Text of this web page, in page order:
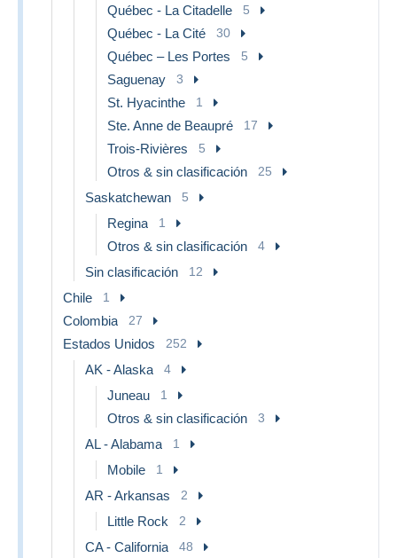
Québec - La Citadelle 5
Québec - La Cité 30
Québec – Les Portes 5
Saguenay 3
St. Hyacinthe 1
Ste. Anne de Beaupré 17
Trois-Rivières 5
Otros & sin clasificación 25
Saskatchewan 5
Regina 1
Otros & sin clasificación 4
Sin clasificación 12
Chile 1
Colombia 27
Estados Unidos 252
AK - Alaska 4
Juneau 1
Otros & sin clasificación 3
AL - Alabama 1
Mobile 1
AR - Arkansas 2
Little Rock 2
CA - California 48